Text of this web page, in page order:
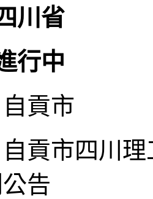
川省
行中
貢市
貢市四川
告